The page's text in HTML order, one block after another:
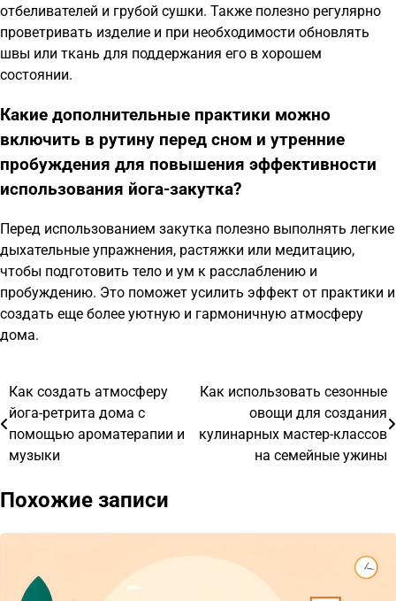
отбеливателей и грубой сушки. Также полезно регулярно
проветривать изделие и при необходимости обновлять
швы или ткань для поддержания его в хорошем
состоянии.
Какие дополнительные практики можно
включить в рутину перед сном и утренние
пробуждения для повышения эффективности
использования йога-закутка?
Перед использованием закутка полезно выполнять легкие
дыхательные упражнения, растяжки или медитацию,
чтобы подготовить тело и ум к расслаблению и
пробуждению. Это поможет усилить эффект от практики и
создать еще более уютную и гармоничную атмосферу
дома.
Навигация
по
записям
Как создать атмосферу
йога-ретрита дома с
помощью ароматерапии и
музыки
Как использовать сезонные
овощи для создания
кулинарных мастер-классов
на семейные ужины
Похожие записи